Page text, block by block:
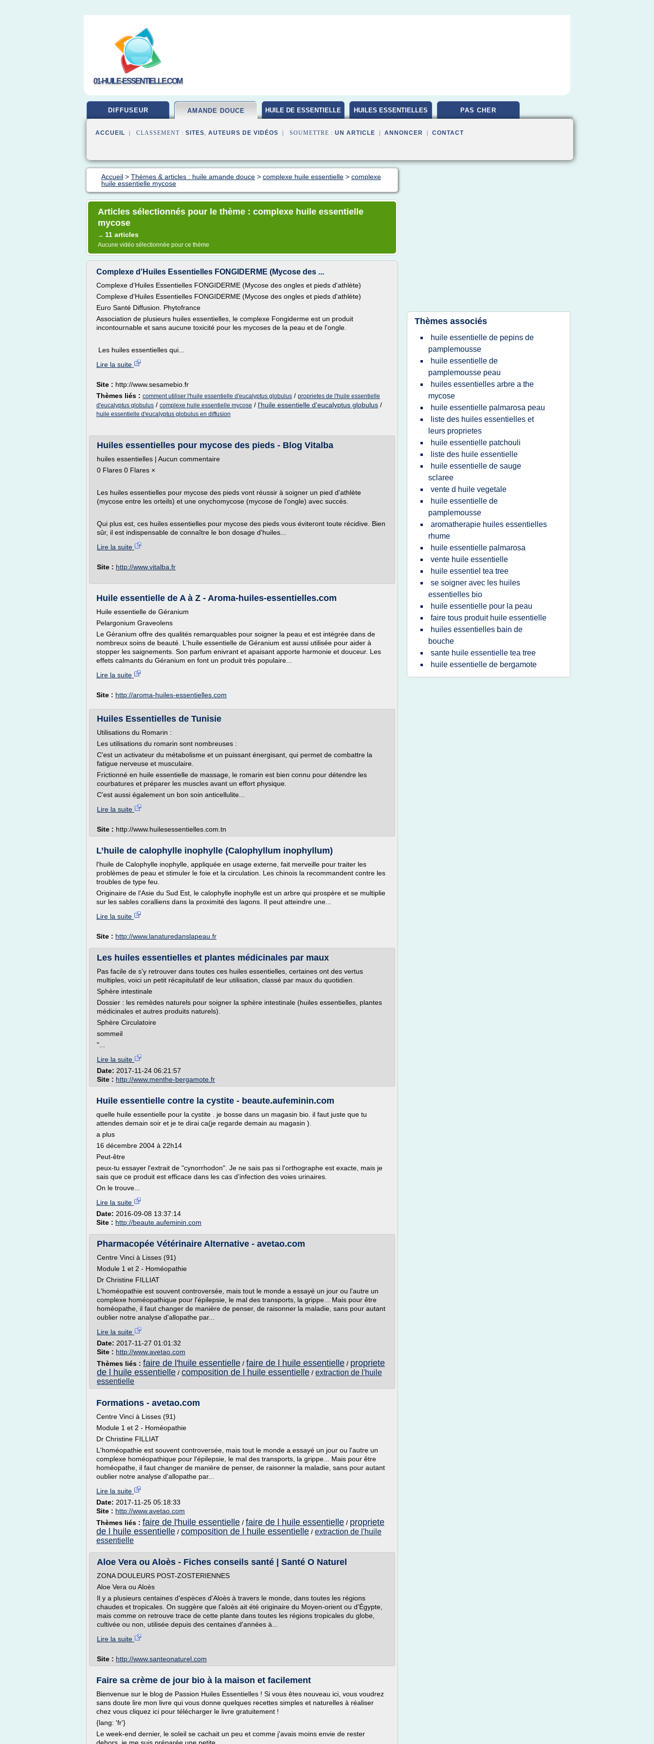
01-HUILE-ESSENTIELLE.COM
DIFFUSEUR AMANDE DOUCE HUILE DE ESSENTIELLE HUILES ESSENTIELLES PAS CHER
ACCUEIL | CLASSEMENT : SITES, AUTEURS DE VIDÉOS | SOUMETTRE : UN ARTICLE ANNONCER CONTACT
Accueil > Thèmes & articles : huile amande douce > complexe huile essentielle > complexe
huile essentielle mycose
Articles sélectionnés pour le thème : complexe huile essentielle
mycose
→ 11 articles
Aucune vidéo sélectionnée pour ce thème
Complexe d'Huiles Essentielles FONGIDERME (Mycose des ...
Complexe d'Huiles Essentielles FONGIDERME (Mycose des ongles et pieds d'athlète)
Complexe d'Huiles Essentielles FONGIDERME (Mycose des ongles et pieds d'athlète)
Euro Santé Diffusion. Phytofrance
Association de plusieurs huiles essentielles, le complexe Fongiderme est un produit
incontournable et sans aucune toxicité pour les mycoses de la peau et de l'ongle.
Les huiles essentielles qui...
Lire la suite
Site : http://www.sesamebio.fr
Thèmes liés : comment utiliser l'huile essentielle d'eucalyptus globulus / proprietes de l'huile essentielle
d'eucalyptus globulus / complexe huile essentielle mycose / l'huile essentielle d'eucalyptus globulus /
huile essentielle d'eucalyptus globulus en diffusion
Huiles essentielles pour mycose des pieds - Blog Vitalba
huiles essentielles | Aucun commentaire
0 Flares 0 Flares ×
Les huiles essentielles pour mycose des pieds vont réussir à soigner un pied d'athlète
(mycose entre les orteils) et une onychomycose (mycose de l'ongle) avec succès.
Qui plus est, ces huiles essentielles pour mycose des pieds vous éviteront toute récidive. Bien
sûr, il est indispensable de connaître le bon dosage d'huiles...
Lire la suite
Site : http://www.vitalba.fr
Huile essentielle de A à Z - Aroma-huiles-essentielles.com
Huile essentielle de Géranium
Pelargonium Graveolens
Le Géranium offre des qualités remarquables pour soigner la peau et est intégrée dans de
nombreux soins de beauté. L'huile essentielle de Géranium est aussi utilisée pour aider à
stopper les saignements. Son parfum enivrant et apaisant apporte harmonie et douceur. Les
effets calmants du Géranium en font un produit très populaire...
Lire la suite
Site : http://aroma-huiles-essentielles.com
Huiles Essentielles de Tunisie
Utilisations du Romarin :
Les utilisations du romarin sont nombreuses :
C'est un activateur du métabolisme et un puissant énergisant, qui permet de combattre la
fatigue nerveuse et musculaire.
Frictionné en huile essentielle de massage, le romarin est bien connu pour détendre les
courbatures et préparer les muscles avant un effort physique.
C'est aussi également un bon soin anticellulite...
Lire la suite
Site : http://www.huilesessentielles.com.tn
L’huile de calophylle inophylle (Calophyllum inophyllum)
l'huile de Calophylle inophylle, appliquée en usage externe, fait merveille pour traiter les
problèmes de peau et stimuler le foie et la circulation. Les chinois la recommandent contre les
troubles de type feu.
Originaire de l'Asie du Sud Est, le calophylle inophylle est un arbre qui prospère et se multiplie
sur les sables coralliens dans la proximité des lagons. Il peut atteindre une...
Lire la suite
Site : http://www.lanaturedanslapeau.fr
Les huiles essentielles et plantes médicinales par maux
Pas facile de s'y retrouver dans toutes ces huiles essentielles, certaines ont des vertus
multiples, voici un petit récapitulatif de leur utilisation, classé par maux du quotidien.
Sphère intestinale
Dossier : les remèdes naturels pour soigner la sphère intestinale (huiles essentielles, plantes
médicinales et autres produits naturels).
Sphère Circulatoire
sommeil
"...
Lire la suite
Date: 2017-11-24 06:21:57
Site : http://www.menthe-bergamote.fr
Huile essentielle contre la cystite - beaute.aufeminin.com
quelle huile essentielle pour la cystite . je bosse dans un magasin bio. il faut juste que tu
attendes demain soir et je te dirai ca(je regarde demain au magasin ).
a plus
16 décembre 2004 à 22h14
Peut-être
peux-tu essayer l'extrait de "cynorrhodon". Je ne sais pas si l'orthographe est exacte, mais je
sais que ce produit est efficace dans les cas d'infection des voies urinaires.
On le trouve...
Lire la suite
Date: 2016-09-08 13:37:14
Site : http://beaute.aufeminin.com
Pharmacopée Vétérinaire Alternative - avetao.com
Centre Vinci à Lisses (91)
Module 1 et 2 - Homéopathie
Dr Christine FILLIAT
L'homéopathie est souvent controversée, mais tout le monde a essayé un jour ou l'autre un
complexe homéopathique pour l'épilepsie, le mal des transports, la grippe... Mais pour être
homéopathe, il faut changer de manière de penser, de raisonner la maladie, sans pour autant
oublier notre analyse d'allopathe par...
Lire la suite
Date: 2017-11-27 01:01:32
Site : http://www.avetao.com
Thèmes liés : faire de l'huile essentielle / faire de l huile essentielle / propriete
de l huile essentielle / composition de l huile essentielle / extraction de l'huile
essentielle
Formations - avetao.com
Centre Vinci à Lisses (91)
Module 1 et 2 - Homéopathie
Dr Christine FILLIAT
L'homéopathie est souvent controversée, mais tout le monde a essayé un jour ou l'autre un
complexe homéopathique pour l'épilepsie, le mal des transports, la grippe... Mais pour être
homéopathe, il faut changer de manière de penser, de raisonner la maladie, sans pour autant
oublier notre analyse d'allopathe par...
Lire la suite
Date: 2017-11-25 05:18:33
Site : http://www.avetao.com
Thèmes liés : faire de l'huile essentielle / faire de l huile essentielle / propriete
de l huile essentielle / composition de l huile essentielle / extraction de l'huile
essentielle
Aloe Vera ou Aloès - Fiches conseils santé | Santé O Naturel
ZONA DOULEURS POST-ZOSTERIENNES
Aloe Vera ou Aloès
Il y a plusieurs centaines d'espèces d'Aloès à travers le monde, dans toutes les régions
chaudes et tropicales. On suggère que l'aloès ait été originaire du Moyen-orient ou d'Égypte,
mais comme on retrouve trace de cette plante dans toutes les régions tropicales du globe,
cultivée ou non, utilisée depuis des centaines d'années à...
Lire la suite
Site : http://www.santeonaturel.com
Faire sa crème de jour bio à la maison et facilement
Bienvenue sur le blog de Passion Huiles Essentielles ! Si vous êtes nouveau ici, vous voudrez
sans doute lire mon livre qui vous donne quelques recettes simples et naturelles à réaliser
chez vous cliquez ici pour télécharger le livre gratuitement !
{lang: 'fr'}
Le week-end dernier, le soleil se cachait un peu et comme j'avais moins envie de rester
Thèmes associés
huile essentielle de pepins de
pamplemousse
huile essentielle de
pamplemousse peau
huiles essentielles arbre a the
mycose
huile essentielle palmarosa peau
liste des huiles essentielles et
leurs proprietes
huile essentielle patchouli
liste des huile essentielle
huile essentielle de sauge
sclaree
vente d huile vegetale
huile essentielle de
pamplemousse
aromatherapie huiles essentielles
rhume
huile essentielle palmarosa
vente huile essentielle
huile essentiel tea tree
se soigner avec les huiles
essentielles bio
huile essentielle pour la peau
faire tous produit huile essentielle
huiles essentielles bain de
bouche
sante huile essentielle tea tree
huile essentielle de bergamote